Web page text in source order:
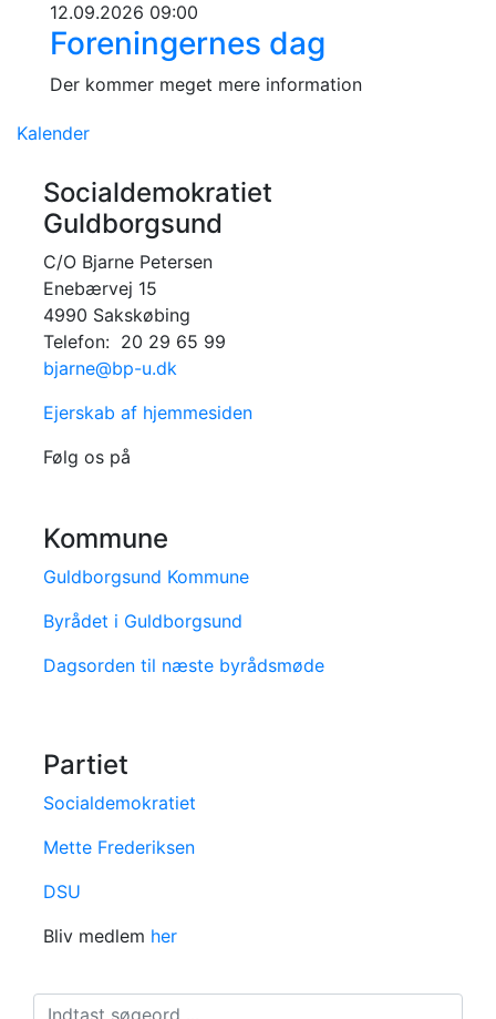
12.09.2026 09:00
Foreningernes dag
Der kommer meget mere information
Kalender
Socialdemokratiet
Guldborgsund
C/O Bjarne Petersen
Enebærvej 15
4990 Sakskøbing
Telefon: 20 29 65 99
bjarne@bp-u.dk
Ejerskab af hjemmesiden
Følg os på
Kommune
Guldborgsund Kommune
Byrådet i Guldborgsund
Dagsorden til næste byrådsmøde
Partiet
Socialdemokratiet
Mette Frederiksen
DSU
Bliv medlem her